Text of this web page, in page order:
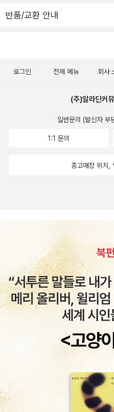
있는 전문지식들... 인식과 존재의
프다. 체게바라가 낭만적이라며
인기가 있어야 될 듯하다. 미국과
아닐까?2. 열람실에서 우울증, 강
아내, 지구시민사회를 빌어오다.
반품/교환 안내
로그인 전체 메뉴 회사
(주)알라딘커
일반문의 (발신자 부
1:1 문의
중고매장 위치,